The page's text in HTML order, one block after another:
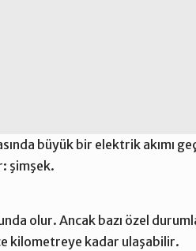
büyük bir elektrik akımı
şimşek.
olur. Ancak bazı özel
kilometreye kadar ulaşabilir.